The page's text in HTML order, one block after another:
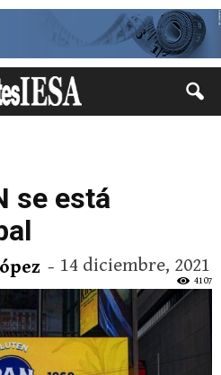
se está
- 14 diciembre, 2021
4107